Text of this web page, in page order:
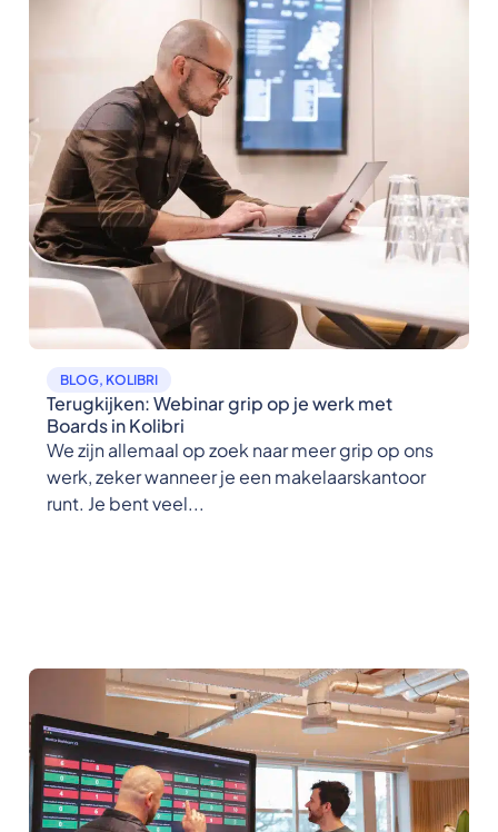
BLOG, KOLIBRI
Terugkijken: Webinar grip op je werk met
Boards in Kolibri
We zijn allemaal op zoek naar meer grip op ons
werk, zeker wanneer je een makelaarskantoor
runt. Je bent veel...